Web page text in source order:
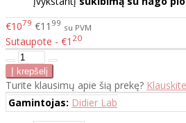
€1079 €11 99 su PVM
Sutaupote - €1 20
Turite klausimų apie šią prekę? Klauskite
Gamintojas: Didier Lab